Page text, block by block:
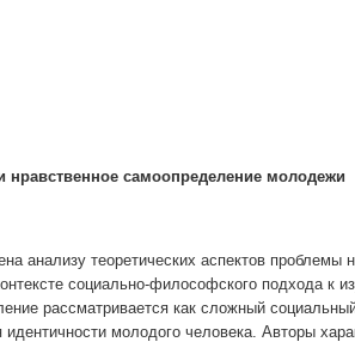
нравственное самоопределение молодежи
анализу теоретических аспектов проблемы
социально-философского подхода к
рассматривается как сложный
молодого человека. Авторы